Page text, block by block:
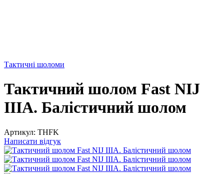
Тактичні шоломи
Тактичний шолом Fast NIJ
IIIA. Балістичний шолом
Артикул: THFK
Написати відгук